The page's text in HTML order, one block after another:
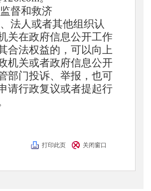
督和救济
法人或者其他组织认
关在政府信息公开工作
合法权益的，可以向上
机关或者政府信息公开
部门投诉、举报，也可
请行政复议或者提起行
打印此页 关闭窗口